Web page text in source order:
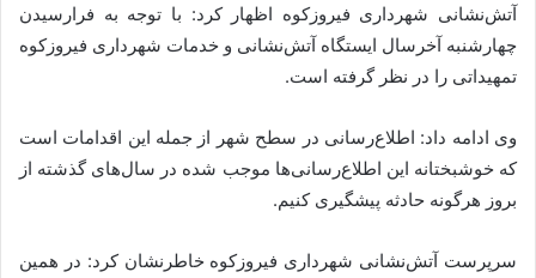
آتش‌نشانی شهرداری فیروزکوه اظهار کرد: با توجه به فرارسیدن
چهارشنبه آخرسال ایستگاه آتش‌نشانی و خدمات شهرداری فیروزکوه
تمهیداتی را در نظر گرفته است.
وی ادامه داد: اطلاع‌رسانی در سطح شهر از جمله این اقدامات است
که خوشبختانه این اطلاع‌رسانی‌ها موجب شده در سال‌های گذشته از
بروز هرگونه حادثه پیشگیری کنیم.
سرپرست آتش‌نشانی شهرداری فیروزکوه خاطرنشان کرد: در همین